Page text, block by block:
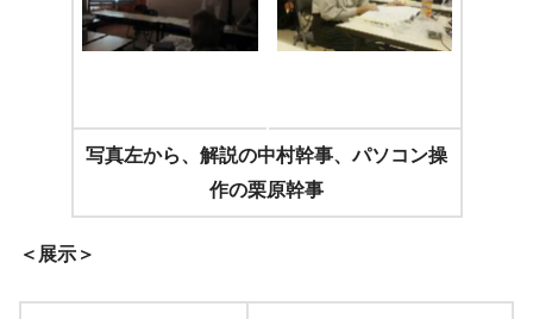
写真左から、解説の中村幹事、パソコン操
作の栗原幹事
＜展示＞